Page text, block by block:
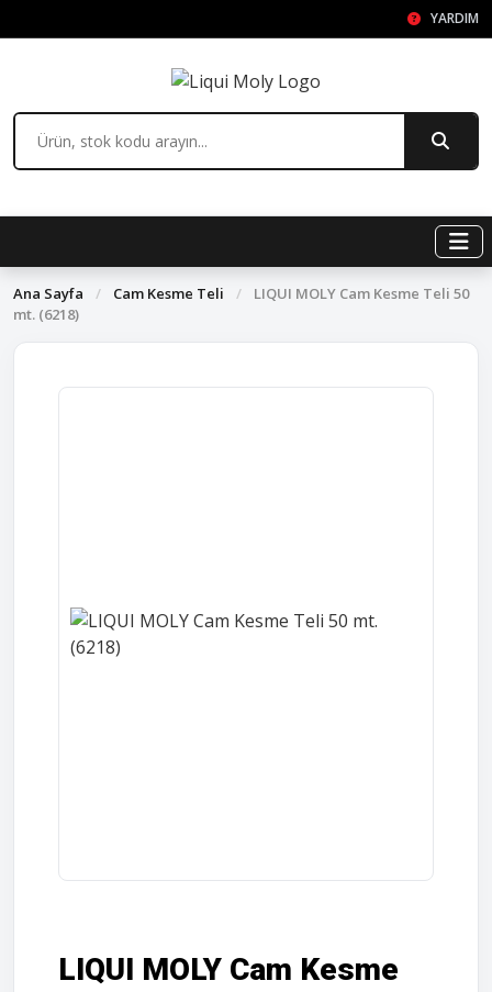
YARDIM
Ana Sayfa / Cam Kesme Teli /
LIQUI MOLY Cam Kesme Teli 50
mt. (6218)
LIQUI MOLY Cam Kesme